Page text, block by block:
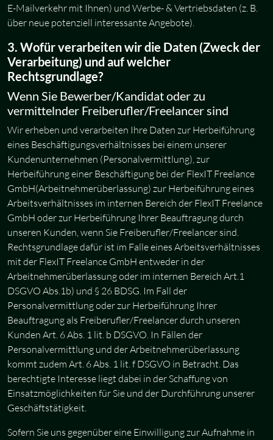
E-Mailverkehr mit Ihnen) und Werbe- & Vertriebsdaten (z. B.
über neue potenziell interessante Angebote).
3. Wofür verarbeiten wir die Daten (Zweck der
Verarbeitung) und auf welcher
Rechtsgrundlage?
Wenn Sie Bewerber/Kandidat oder zu
vermittelnder Freiberufler/Freelancer sind
Wir erheben und verarbeiten Ihre Daten zur Herbeiführung
eines Beschäftigungsverhältnisses bei einem unserer
Kundenunternehmen (Personalvermittlung), zur
Herbeiführung einer Beschäftigung bei der FlexIT Freelance
GmbH(Arbeitnehmerüberlassung) zur Herbeiführung eines
Arbeitsverhältnisses im internen Bereich der FlexIT Freelance
GmbH oder zur Herbeiführung Ihrer Beauftragung durch
unseren Kunden, wenn Sie Freiberufler/Freelancer sind.
Rechtsgrundlage dafür ist im Falle eines Arbeitsverhältnisses
mit der FlexIT Freelance GmbH entweder in der
Arbeitnehmerüberlassung oder im internen Bereich Art.1
DSGVO Abs.1b) und § 26 BDSG. Im Fall der
Personalvermittlung oder zur Herbeiführung Ihrer
Beauftragung als Freiberufler/Freelancer durch unseren
Kunden Art. 6 Abs. 1 lit. b DSGVO. In Fällen der
Personalvermittlung und der Arbeitnehmerüberlassung
kommt zudem Art. 6 Abs. 1 lit. f DSGVO in Betracht. Das
berechtigte Interesse liegt dabei in der Schaffung von
Einsatzmöglichkeiten für Sie und der Durchführung unserer
Geschäftstätigkeit.
Sofern Sie uns gegenüber eine Einwilligung zur Aufnahme in